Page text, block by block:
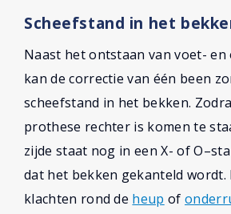
Scheefstand in het
Naast het ontstaan van voet-
kan de correctie van één been
scheefstand in het bekken.
prothese rechter is komen te
zijde staat nog in een X- of
dat het bekken gekanteld
klachten rond de heup of